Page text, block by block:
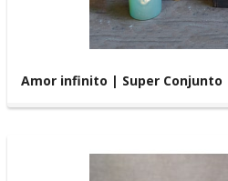
Amor infinito | Super Conjunto